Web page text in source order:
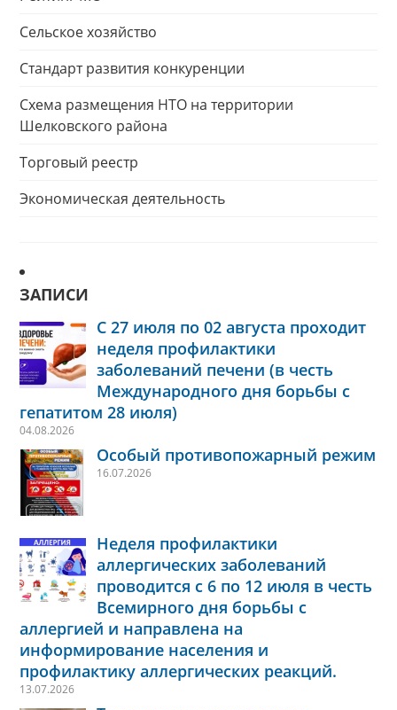
Сельское хозяйство
Стандарт развития конкуренции
Схема размещения НТО на территории
Шелковского района
Торговый реестр
Экономическая деятельность
ЗАПИСИ
С 27 июля по 02 августа проходит
неделя профилактики
заболеваний печени (в честь
Международного дня борьбы с
гепатитом 28 июля)
04.08.2026
Особый противопожарный режим
16.07.2026
Неделя профилактики
аллергических заболеваний
проводится с 6 по 12 июля в честь
Всемирного дня борьбы с
аллергией и направлена на
информирование населения и
профилактику аллергических реакций.
13.07.2026